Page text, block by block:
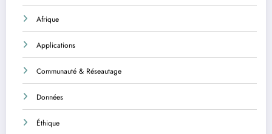
Afrique
Applications
Communauté & Réseautage
Données
Éthique